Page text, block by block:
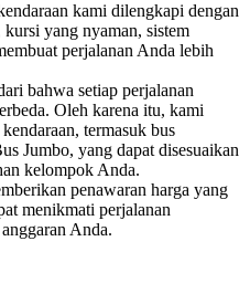
kami dilengkapi dengan
yang nyaman, sistem
perjalanan Anda lebih
bahwa setiap perjalanan
Oleh karena itu, kami
termasuk bus
Jumbo, yang dapat disesuaikan
kelompok Anda.
penawaran harga yang
menikmati perjalanan
Anda.